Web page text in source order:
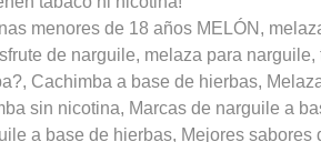
menores de 18 años MELÓN,
de narguile, melaza para
Cachimba a base de hierbas,
sin nicotina, Marcas de narguile a
a base de hierbas, Mejores